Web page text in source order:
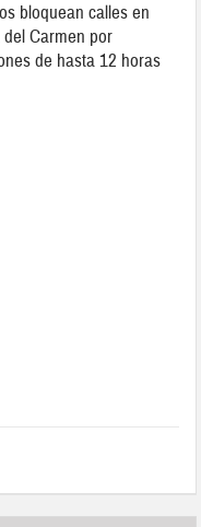
bloquean calles en
del Carmen por
de hasta 12 horas